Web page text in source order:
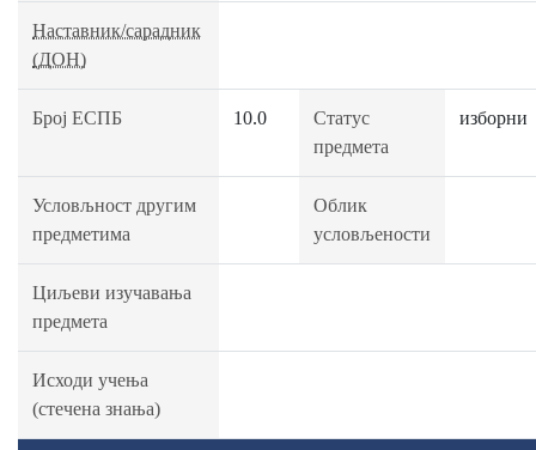
Наставник/сарадник
(ДОН)
Број ЕСПБ 10.0
Статус
предмета
изборни
Условљност другим
предметима
Облик
условљености
Циљеви изучавања
предмета
Исходи учења
(стечена знања)